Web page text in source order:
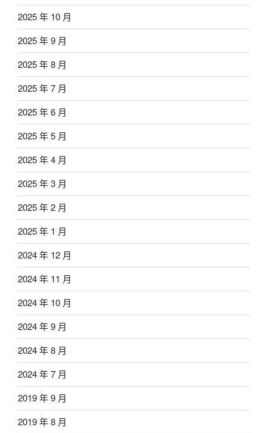
2025 年 10 月
2025 年 9 月
2025 年 8 月
2025 年 7 月
2025 年 6 月
2025 年 5 月
2025 年 4 月
2025 年 3 月
2025 年 2 月
2025 年 1 月
2024 年 12 月
2024 年 11 月
2024 年 10 月
2024 年 9 月
2024 年 8 月
2024 年 7 月
2019 年 9 月
2019 年 8 月